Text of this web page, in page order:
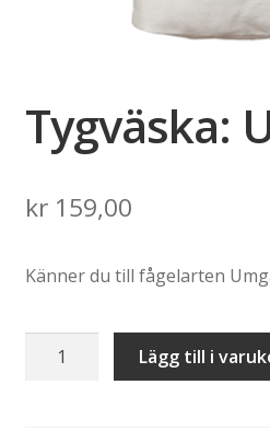
Tygväska:
kr159,00
Känner du till fågelarten
Tygväska:
Umgås
Lägg till i